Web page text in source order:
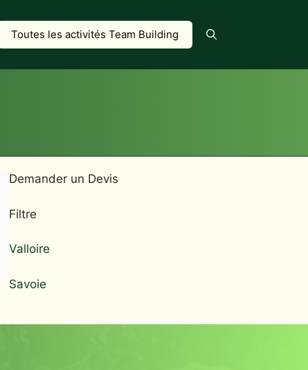
Toutes les activités Team Building
Demander un Devis
Filtre
Valloire
Savoie